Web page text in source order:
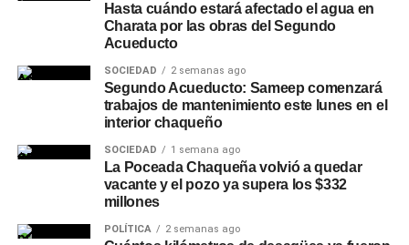
Hasta cuándo estará afectado el agua en
Charata por las obras del Segundo
Acueducto
SOCIEDAD 2 semanas ago
Segundo Acueducto: Sameep comenzará
trabajos de mantenimiento este lunes en el
interior chaqueño
SOCIEDAD 1 semana ago
La Poceada Chaqueña volvió a quedar
vacante y el pozo ya supera los $332
millones
POLÍTICA 2 semanas ago